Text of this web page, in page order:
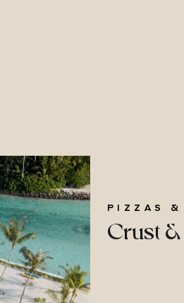
PIZZAS &
Crust